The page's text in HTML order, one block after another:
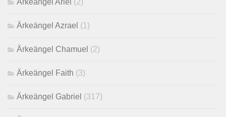
Ärkeängel Azrael (1)
Ärkeängel Chamuel (2)
Ärkeängel Faith (3)
Ärkeängel Gabriel (317)